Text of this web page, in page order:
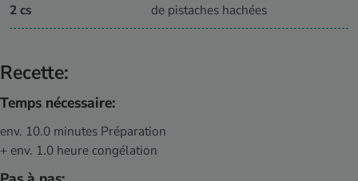
2 cs de pistaches hachées
Recette:
Temps nécessaire:
env. 10.0 minutes Préparation
+ env. 1.0 heure congélation